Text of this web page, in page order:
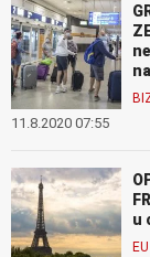
11.8.2020 07:55
u
EU